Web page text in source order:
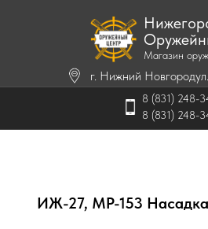
Магазин
8 (831) 248-
8 (831) 248-
г. Нижний Новгород
ИЖ-27, МР-153 Насадка